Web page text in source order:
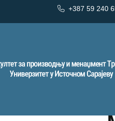
+387 59 240